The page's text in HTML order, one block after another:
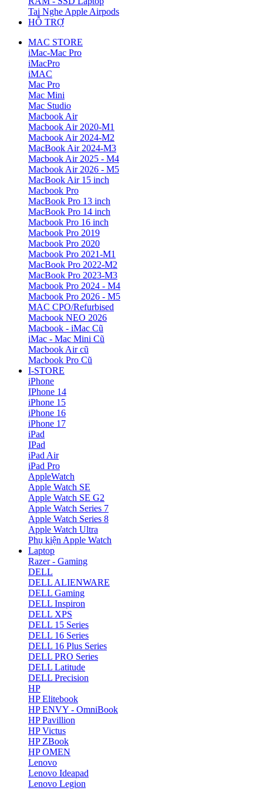
Tai Nghe Apple Airpods
HỖ TRỢ
MAC STORE
iMac-Mac Pro
iMacPro
iMAC
Mac Pro
Mac Mini
Mac Studio
Macbook Air
Macbook Air 2020-M1
Macbook Air 2024-M2
MacBook Air 2024-M3
Macbook Air 2025 - M4
Macbook Air 2026 - M5
MacBook Air 15 inch
Macbook Pro
MacBook Pro 13 inch
MacBook Pro 14 inch
Macbook Pro 16 inch
Macbook Pro 2019
Macbook Pro 2020
Macbook Pro 2021-M1
MacBook Pro 2022-M2
MacBook Pro 2023-M3
Macbook Pro 2024 - M4
Macbook Pro 2026 - M5
MAC CPO/Refurbised
Macbook NEO 2026
Macbook - iMac Cũ
iMac - Mac Mini Cũ
Macbook Air cũ
Macbook Pro Cũ
I-STORE
iPhone
IPhone 14
iPhone 15
iPhone 16
iPhone 17
iPad
IPad
iPad Air
iPad Pro
AppleWatch
Apple Watch SE
Apple Watch SE G2
Apple Watch Series 7
Apple Watch Series 8
Apple Watch Ultra
Phụ kiện Apple Watch
Laptop
Razer - Gaming
DELL
DELL ALIENWARE
DELL Gaming
DELL Inspiron
DELL XPS
DELL 15 Series
DELL 16 Series
DELL 16 Plus Series
DELL PRO Series
DELL Latitude
DELL Precision
HP
HP Elitebook
HP ENVY - OmniBook
HP Pavillion
HP Victus
HP ZBook
HP OMEN
Lenovo
Lenovo Ideapad
Lenovo Legion